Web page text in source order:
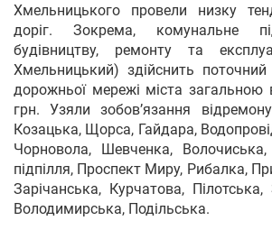
Хмельницького провели низку
доріг. Зокрема, комунальне
будівництву, ремонту та
Хмельницький) здійснить
дорожньої мережі міста загальною
грн. Узяли зобов’язання
Козацька, Щорса, Гайдара,
Чорновола, Шевченка, Волочиська,
підпілля, Проспект Миру, Рибалка,
Зарічанська, Курчатова, Пілотська,
Володимирська, Подільська.